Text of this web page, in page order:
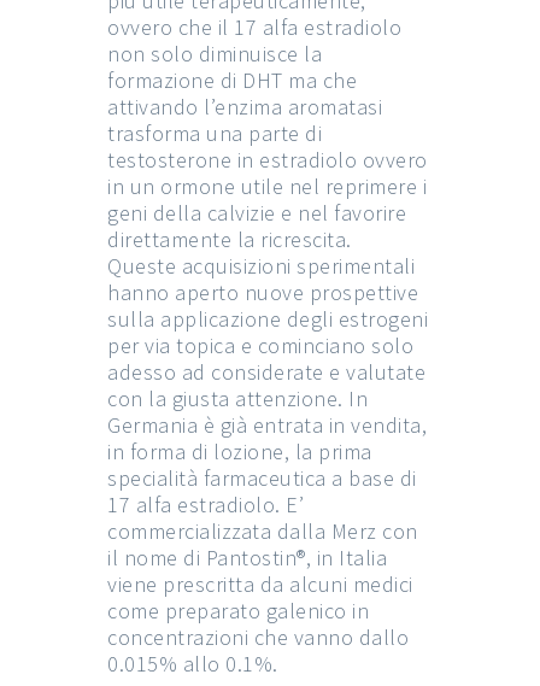
ovvero che il 17 alfa estradiolo
non solo diminuisce la
formazione di DHT ma che
attivando l’enzima aromatasi
trasforma una parte di
testosterone in estradiolo ovvero
in un ormone utile nel reprimere i
geni della calvizie e nel favorire
direttamente la ricrescita.
Queste acquisizioni sperimentali
hanno aperto nuove prospettive
sulla applicazione degli estrogeni
per via topica e cominciano solo
adesso ad considerate e valutate
con la giusta attenzione. In
Germania è già entrata in vendita,
in forma di lozione, la prima
specialità farmaceutica a base di
17 alfa estradiolo. E’
commercializzata dalla Merz con
il nome di Pantostin®, in Italia
viene prescritta da alcuni medici
come preparato galenico in
concentrazioni che vanno dallo
0.015% allo 0.1%.